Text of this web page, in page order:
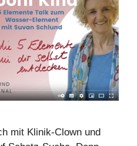
mit Klinik-Clown und